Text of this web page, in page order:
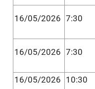
16/05/2026 7:30
16/05/2026 7:30
16/05/2026 10:30